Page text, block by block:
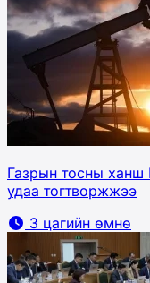
Газрын тосны
удаа тогтворжжээ
3 цагийн өмнө